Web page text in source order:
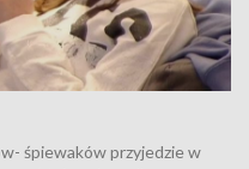
śpiewaków przyjedzie w